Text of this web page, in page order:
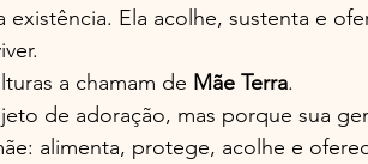
existência. Ela acolhe, sustenta e
a chamam de Mãe Terra.
de adoração, mas porque sua
alimenta, protege, acolhe e